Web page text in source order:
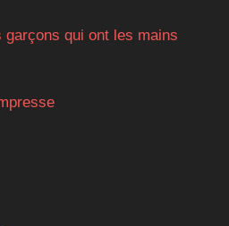
qui ont les mains